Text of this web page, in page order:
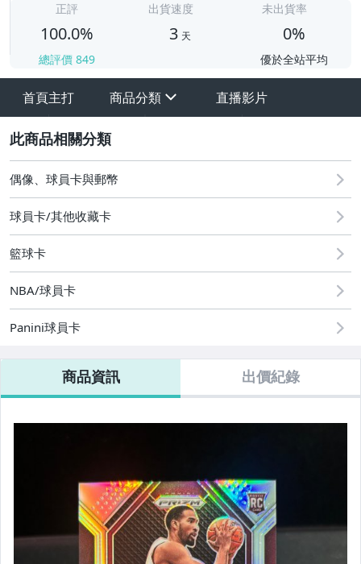
正評
100.0%
總評價 849
出貨速度
3 天
未出貨率
0%
優於全站平均
首頁主打 商品分類
需要寄售點這👋
8/9（日）結標
NBA球員卡 25-26 RC簽名 直購特惠區
NBA球員卡 24-25 RC簽名 直購特惠區
NBA球員卡 20-21 RC簽名 直購特惠區
直播影片
偶像、球員卡與郵幣
球員卡/其他收藏卡
籃球卡
NBA/球員卡
Panini球員卡
商品資訊 出價紀錄